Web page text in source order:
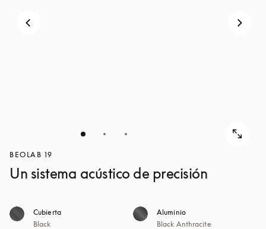
BEOLAB 19
Un sistema acústico de precisión
Cubierta
Black
Aluminio
Black Anthracite